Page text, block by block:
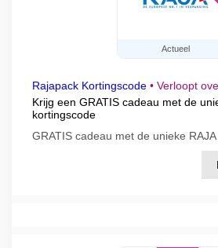
Actueel
Rajapack Kortingscode • Verloopt
Krijg een GRATIS cadeau met de
kortingscode
GRATIS cadeau met de unieke